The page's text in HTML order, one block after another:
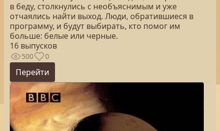
в беду, столкнулись с необъяснимым и уже
отчаялись найти выход. Люди, обратившиеся в
программу, и будут выбирать, кто помог им
больше: белые или черные.
16 выпусков
500 0
Перейти